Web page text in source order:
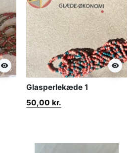
visibility visibility
Glasperlekæde 1
50,00 kr.